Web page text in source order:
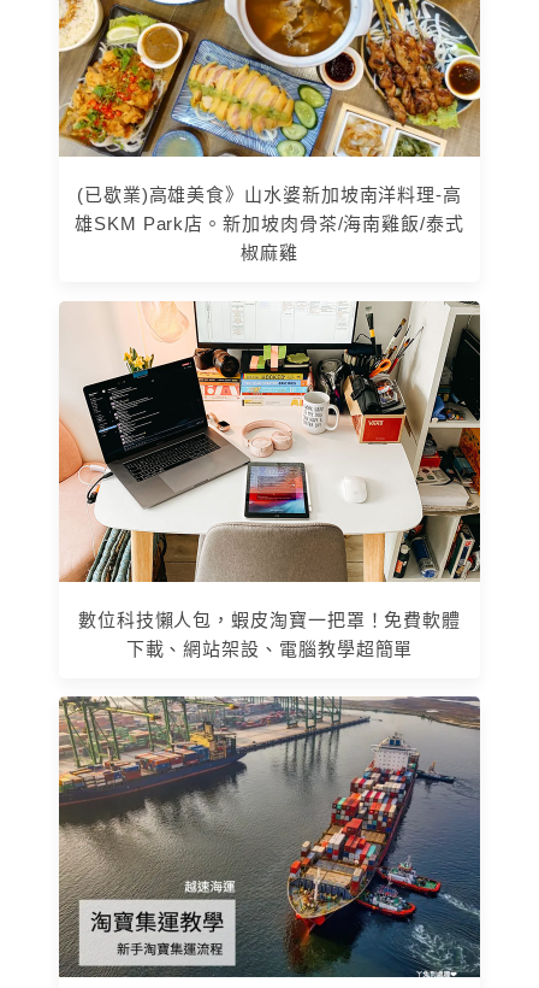
(已歇業)高雄美食》山水婆新加坡南洋料理-高
雄SKM Park店。新加坡肉骨茶/海南雞飯/泰式
椒麻雞
數位科技懶人包，蝦皮淘寶一把罩！免費軟體
下載、網站架設、電腦教學超簡單